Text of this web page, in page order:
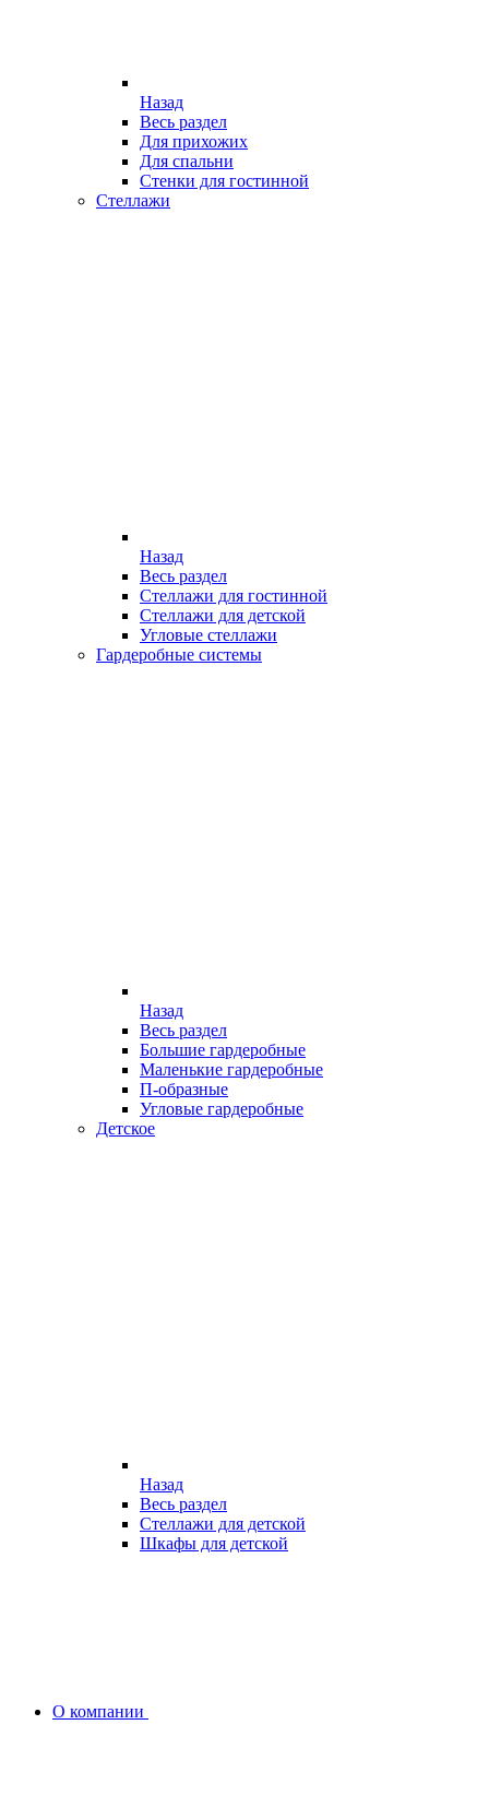
Назад
Весь раздел
Для прихожих
Для спальни
Стенки для гостинной
Стеллажи
Назад
Весь раздел
Стеллажи для гостинной
Стеллажи для детской
Угловые стеллажи
Гардеробные системы
Назад
Весь раздел
Большие гардеробные
Маленькие гардеробные
П-образные
Угловые гардеробные
Детское
Назад
Весь раздел
Стеллажи для детской
Шкафы для детской
О компании